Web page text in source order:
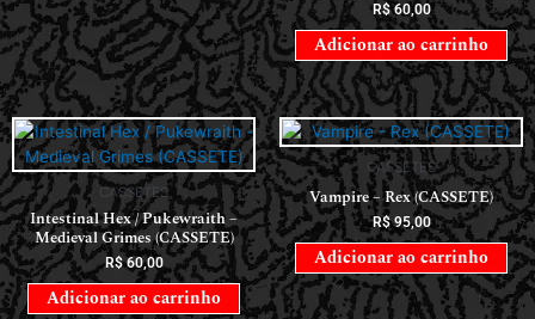
R$60,00
Adicionar ao carrinho
CASSETES
Intestinal Hex / Pukewraith –
Medieval Grimes (CASSETE)
R$60,00
Adicionar ao carrinho
CASSETES
Vampire – Rex (CASSETE)
R$95,00
Adicionar ao carrinho